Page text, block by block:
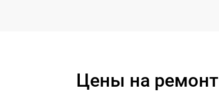
Цены на ремонт